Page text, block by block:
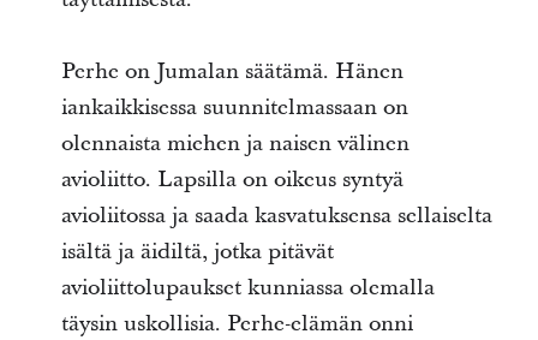
Perhe on Jumalan säätämä. Hänen
iankaikkisessa suunnitelmassaan on
olennaista miehen ja naisen välinen
avioliitto. Lapsilla on oikeus syntyä
avioliitossa ja saada kasvatuksensa sellaiselta
isältä ja äidiltä, jotka pitävät
avioliittolupaukset kunniassa olemalla
täysin uskollisia. Perhe-elämän onni